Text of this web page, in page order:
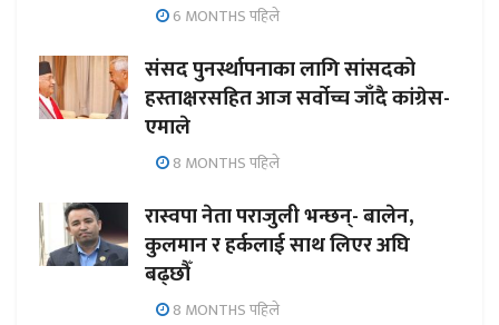
6 MONTHS पहिले
संसद पुनर्स्थापनाका लागि सांसदको
हस्ताक्षरसहित आज सर्वोच्च जाँदै कांग्रेस-
एमाले
8 MONTHS पहिले
रास्वपा नेता पराजुली भन्छन्- बालेन,
कुलमान र हर्कलाई साथ लिएर अघि
बढ्छौँ
8 MONTHS पहिले